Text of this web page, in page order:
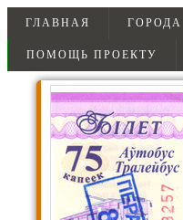
ГЛАВНАЯ ГОРОДА
ПОМОЩЬ ПРОЕКТУ